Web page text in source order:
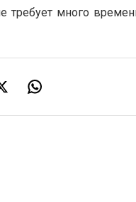
требует много